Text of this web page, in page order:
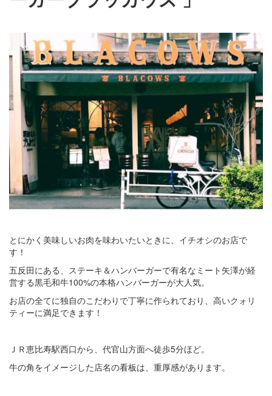
とにかく美味しいお肉を味わいたいときに、イチオシのお店で
す！
五反田にある、ステーキ＆ハンバーガーで有名なミート矢澤が経
営する黒毛和牛100%の本格ハンバーガーが大人気。
お店の全てに独自のこだわりで丁寧に作られており、高いクォリ
ティーに満足できます！
ＪＲ恵比寿駅西口から、代官山方面へ徒歩5分ほど。
牛の角をイメージした店名の看板は、重厚感があります。